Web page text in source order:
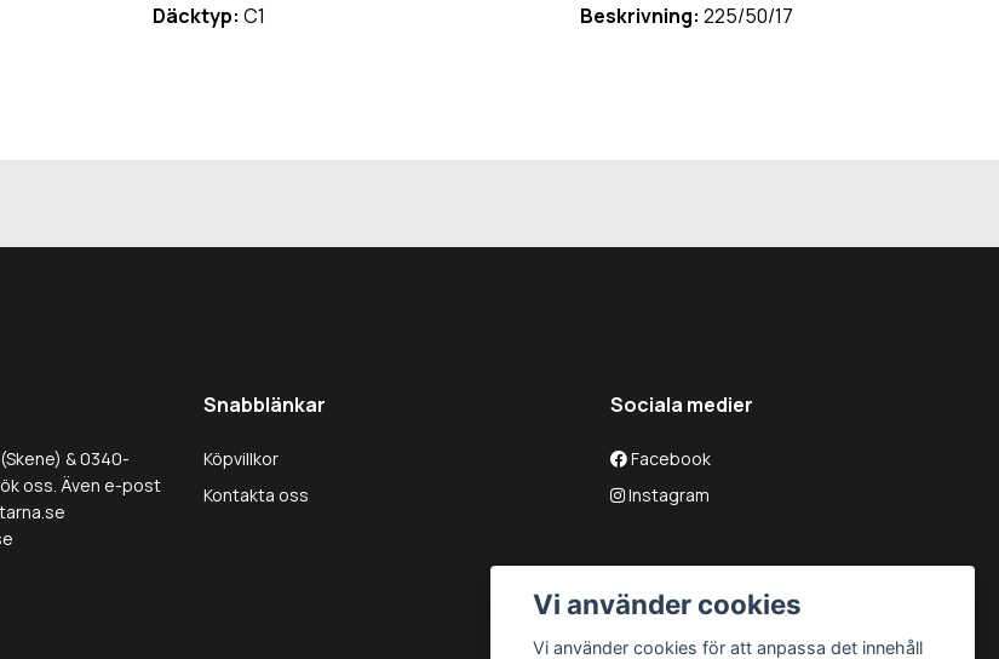
Däcktyp: C1
Beskrivning: 225/50/17
& 0340-
oss. Även e-post
Snabblänkar
Köpvillkor
Kontakta oss
Sociala medier
Facebook
Instagram
Vi använder cookies
Vi använder cookies för att anpassa det innehåll